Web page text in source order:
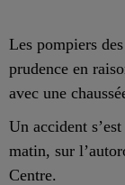
Les pompiers
prudence en
avec une
Un accident
matin, sur
Centre.